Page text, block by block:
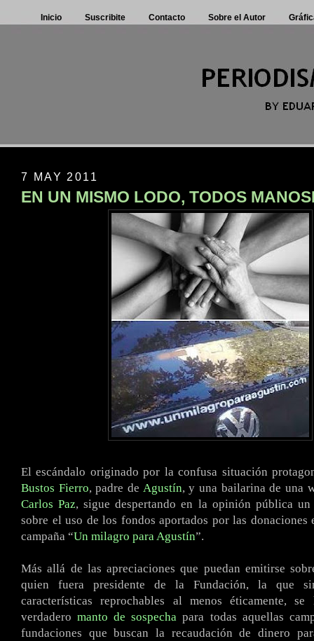
Inicio Suscribite Contacto Sobre el Autor
7 MAY 2011
EN UN MISMO LODO, TODOS
El escándalo originado por la confusa situación
Bustos Fierro, padre de Agustín, y una bailarina de una
Carlos Paz, sigue despertando en la opinión pública un
sobre el uso de los fondos aportados por las donaciones
campaña “Un milagro para Agustín”.
Más allá de las apreciaciones que puedan emitirse
quien fuera presidente de la Fundación, la que
características reprochables al menos éticamente,
verdaderomanto de sospecha para todas aquellas
fundaciones que buscan la recaudación de dinero